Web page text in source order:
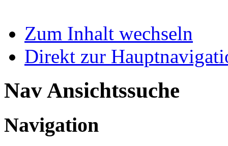
Zum Inhalt wechseln
Direkt zur
Nav Ansichtssuche
Navigation